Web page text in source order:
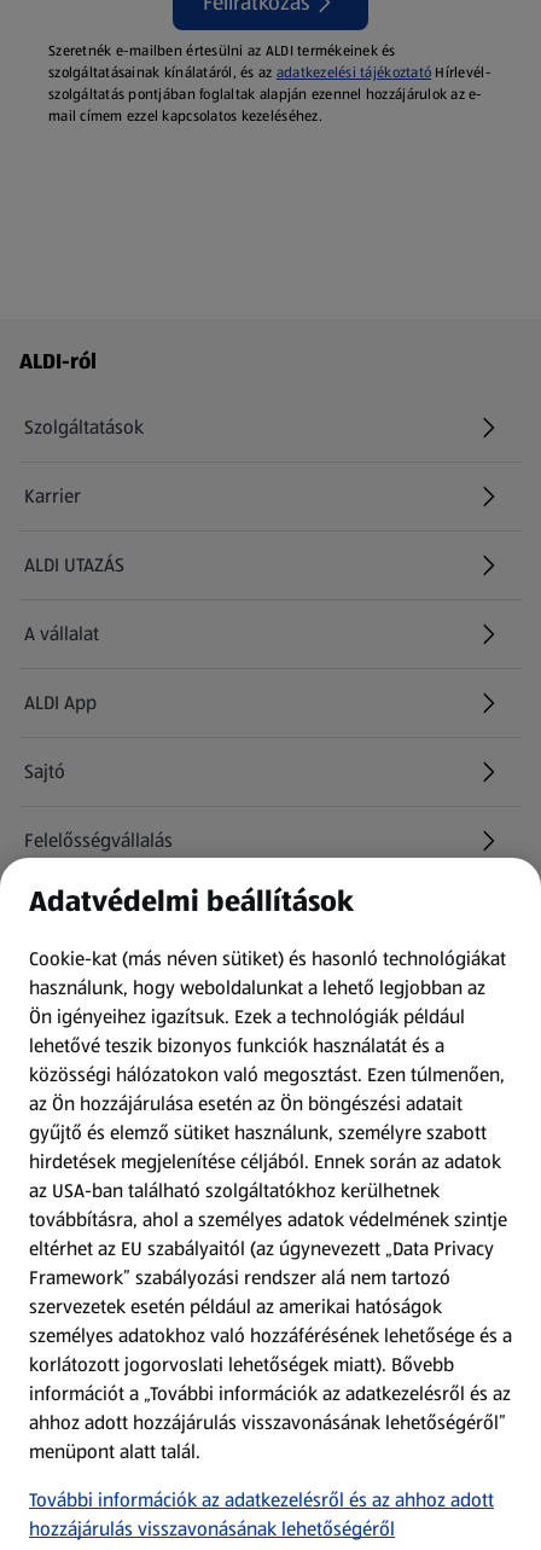
Szeretnék e-mailben értesülni az ALDI termékeinek és
szolgáltatásainak kínálatáról, és az adatkezelési tájékoztató Hírlevél-
szolgáltatás pontjában foglaltak alapján ezennel hozzájárulok az e-
mail címem ezzel kapcsolatos kezeléséhez.
Láblécmenü - további linkek
ALDI-ról
Szolgáltatások
Karrier
(új oldalon nyílik meg)
ALDI UTAZÁS
(új oldalon nyílik meg)
A vállalat
ALDI App
Sajtó
Felelősségvállalás
Információk
Kérdőív
Fizetési lehetőségek
ALDI utalványok
Árcsökkentés
Adattörlő alkalmazás
Szervizpont
(új oldalon nyílik meg)
Fedezz fel minket az interneten!
Töltsd le az ALDI Magyarország applikációt!
Adatvédelmi beállítások
Cookie-kat (más néven sütiket) és hasonló technológiákat
használunk, hogy weboldalunkat a lehető legjobban az
Ön igényeihez igazítsuk. Ezek a technológiák például
lehetővé teszik bizonyos funkciók használatát és a
közösségi hálózatokon való megosztást. Ezen túlmenően,
az Ön hozzájárulása esetén az Ön böngészési adatait
gyűjtő és elemző sütiket használunk, személyre szabott
hirdetések megjelenítése céljából. Ennek során az adatok
az USA-ban található szolgáltatókhoz kerülhetnek
továbbításra, ahol a személyes adatok védelmének szintje
eltérhet az EU szabályaitól (az úgynevezett „Data Privacy
Framework” szabályozási rendszer alá nem tartozó
szervezetek esetén például az amerikai hatóságok
személyes adatokhoz való hozzáférésének lehetősége és a
korlátozott jogorvoslati lehetőségek miatt). Bővebb
információt a „További információk az adatkezelésről és az
ahhoz adott hozzájárulás visszavonásának lehetőségéről”
menüpont alatt talál.
További információk az adatkezelésről és az ahhoz adott
hozzájárulás visszavonásának lehetőségéről